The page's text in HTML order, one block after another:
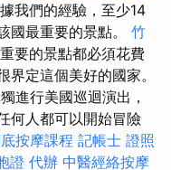
我們的經驗，至少14
國最重要的景點。 竹
要的景點都必須花費
定這個美好的國家。
進行美國巡迴演出，
何人都可以開始冒險
按摩課程 記帳士 證照
證 代辦 中醫經絡按摩